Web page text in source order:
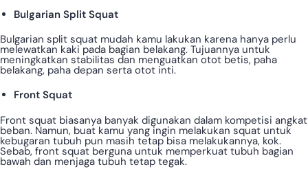
Bulgarian Split Squat
Bulgarian split squat mudah kamu lakukan karena hanya perlu
melewatkan kaki pada bagian belakang. Tujuannya untuk
meningkatkan stabilitas dan menguatkan otot betis, paha
belakang, paha depan serta otot inti.
Front Squat
Front squat biasanya banyak digunakan dalam kompetisi angkat
beban. Namun, buat kamu yang ingin melakukan squat untuk
kebugaran tubuh pun masih tetap bisa melakukannya, kok.
Sebab, front squat berguna untuk memperkuat tubuh bagian
bawah dan menjaga tubuh tetap tegak.